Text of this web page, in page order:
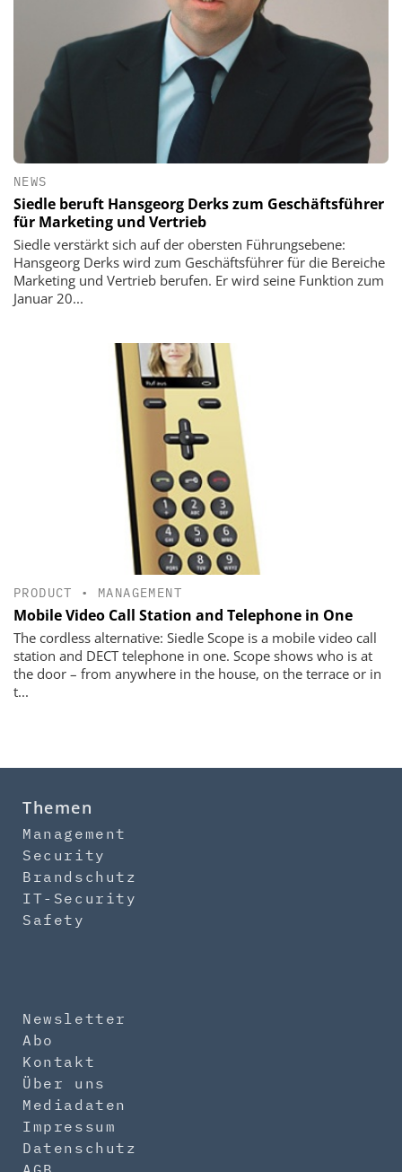
NEWS
Siedle beruft Hansgeorg Derks zum Geschäftsführer
für Marketing und Vertrieb
Siedle verstärkt sich auf der obersten Führungsebene:
Hansgeorg Derks wird zum Geschäftsführer für die Bereiche
Marketing und Vertrieb berufen. Er wird seine Funktion zum
Januar 20...
PRODUCT • MANAGEMENT
Mobile Video Call Station and Telephone in One
The cordless alternative: Siedle Scope is a mobile video call
station and DECT telephone in one. Scope shows who is at
the door – from anywhere in the house, on the terrace or in
t...
Themen
Management
Security
Brandschutz
IT-Security
Safety
Newsletter
Abo
Kontakt
Über uns
Mediadaten
Impressum
Datenschutz